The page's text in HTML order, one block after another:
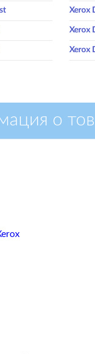
Xerox
Xerox
Xerox
о